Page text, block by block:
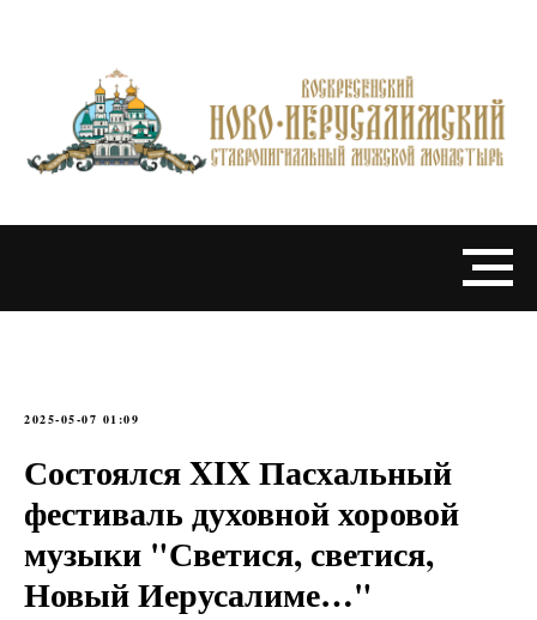
2025-05-07 01:09
Состоялся XIX Пасхальный
фестиваль духовной хоровой
музыки "Светися, светися,
Новый Иерусалиме…"